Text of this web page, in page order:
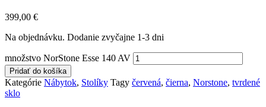
399,00 €
Na objednávku. Dodanie zvyčajne 1-3 dni
množstvo NorStone Esse 140 AV
Pridať do košíka
Kategórie Nábytok, Stolíky Tagy červená, čierna, Norstone, tvrdené
sklo